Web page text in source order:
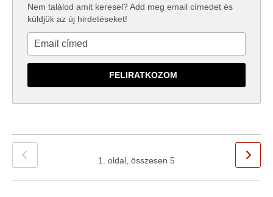
Nem találod amit keresel? Add meg email címedet és
küldjük az új hirdetéseket!
1. oldal, összesen 5